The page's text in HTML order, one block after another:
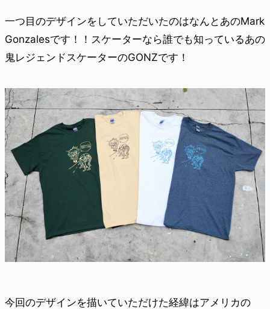
一つ目のデザインをしていただいたのはなんとあのMark
Gonzalesです！！スケーターなら誰でも知っているあの
鬼レジェンドスケーターのGONZです！
今回のデザインを描いていただけた経緯はアメリカの